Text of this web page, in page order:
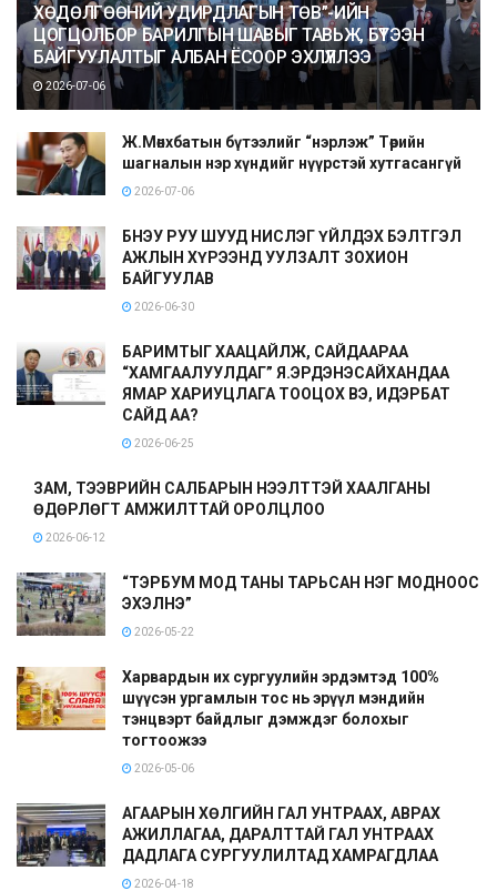
ХӨДӨЛГӨӨНИЙ УДИРДЛАГЫН ТӨВ”-ИЙН
ЦОГЦОЛБОР БАРИЛГЫН ШАВЫГ ТАВЬЖ, БҮТЭЭН
БАЙГУУЛАЛТЫГ АЛБАН ЁСООР ЭХЛҮҮЛЛЭЭ
2026-07-06
Ж.Мөнхбатын бүтээлийг “нэрлэж” Төрийн
шагналын нэр хүндийг нүүрстэй хутгасангүй
2026-07-06
БНЭУ РУУ ШУУД НИСЛЭГ ҮЙЛДЭХ БЭЛТГЭЛ
АЖЛЫН ХҮРЭЭНД УУЛЗАЛТ ЗОХИОН
БАЙГУУЛАВ
2026-06-30
БАРИМТЫГ ХААЦАЙЛЖ, САЙДААРАА
“ХАМГААЛУУЛДАГ” Я.ЭРДЭНЭСАЙХАНДАА
ЯМАР ХАРИУЦЛАГА ТООЦОХ ВЭ, ИДЭРБАТ
САЙД АА?
2026-06-25
ЗАМ, ТЭЭВРИЙН САЛБАРЫН НЭЭЛТТЭЙ ХААЛГАНЫ
ӨДӨРЛӨГТ АМЖИЛТТАЙ ОРОЛЦЛОО
2026-06-12
“ТЭРБУМ МОД ТАНЫ ТАРЬСАН НЭГ МОДНООС
ЭХЭЛНЭ”
2026-05-22
Харвардын их сургуулийн эрдэмтэд 100%
шүүсэн ургамлын тос нь эрүүл мэндийн
тэнцвэрт байдлыг дэмждэг болохыг
тогтоожээ
2026-05-06
АГААРЫН ХӨЛГИЙН ГАЛ УНТРААХ, АВРАХ
АЖИЛЛАГАА, ДАРАЛТТАЙ ГАЛ УНТРААХ
ДАДЛАГА СУРГУУЛИЛТАД ХАМРАГДЛАА
2026-04-18